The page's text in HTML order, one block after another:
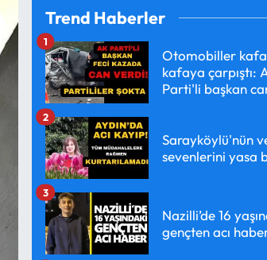
Trend Haberler
Otomobiller kafa
kafaya çarpıştı:
Parti'li başkan
1
Sarayköylü'nün
sevenlerini yasa
2
Nazilli’de 16
gençten acı
3